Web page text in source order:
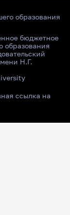
образования
бюджетное
образования
Н.Г.
ссылка на